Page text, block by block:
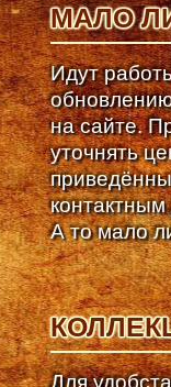
МАЛО
Идут
на сайте.
уточнять
А то мало
Для